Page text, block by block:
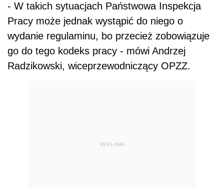
- W takich sytuacjach Państwowa Inspekcja
Pracy może jednak wystąpić do niego o
wydanie regulaminu, bo przecież zobowiązuje
go do tego kodeks pracy - mówi Andrzej
Radzikowski, wiceprzewodniczący OPZZ.
REKLAMA